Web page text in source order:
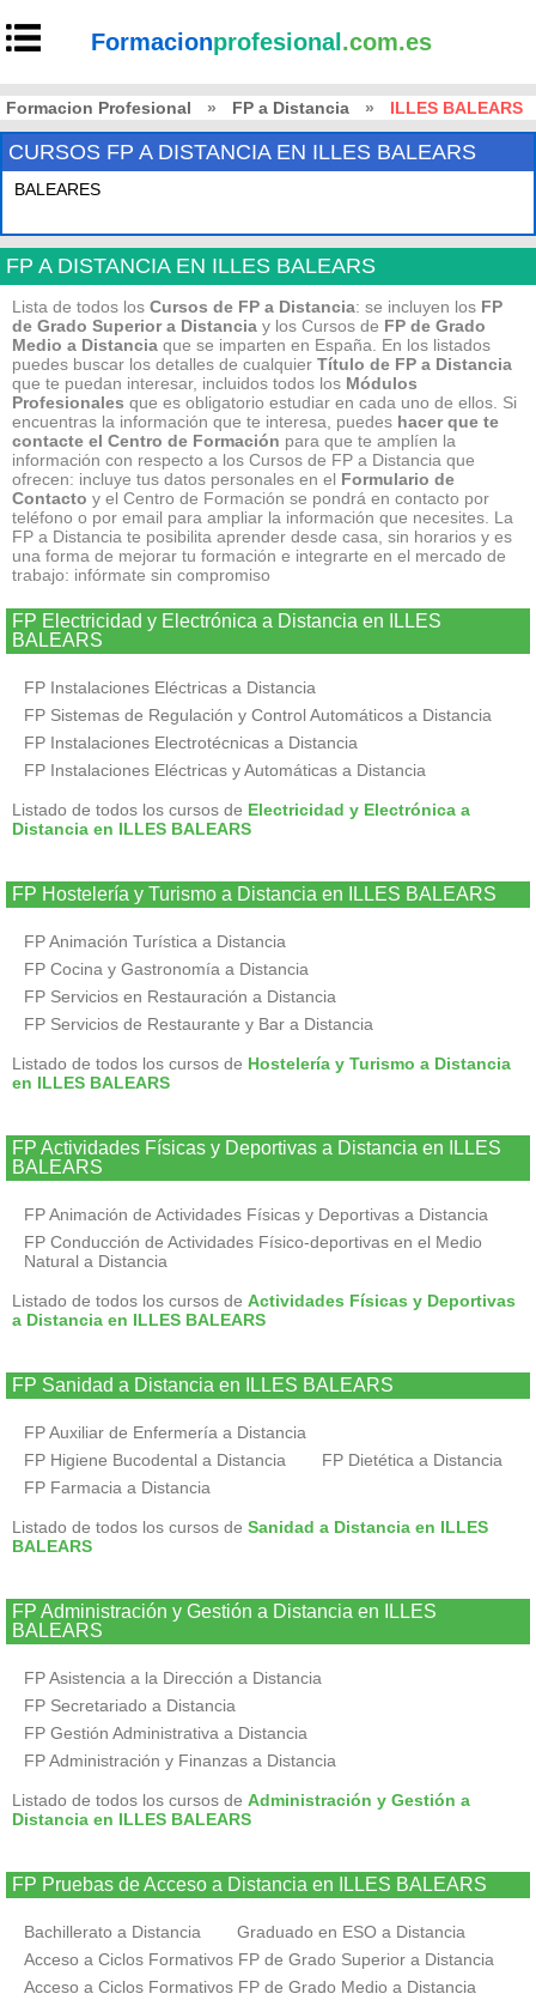
Formacionprofesional .com.es
Formacion Profesional » FP a Distancia » ILLES BALEARS
CURSOS FP A DISTANCIA EN ILLES BALEARS
BALEARES
FP A DISTANCIA EN ILLES BALEARS
Lista de todos los Cursos de FP a Distancia: se incluyen los FP
de Grado Superior a Distancia y los Cursos de FP de Grado
Medio a Distancia que se imparten en España. En los listados
puedes buscar los detalles de cualquier Título de FP a Distancia
que te puedan interesar, incluidos todos los Módulos
Profesionales que es obligatorio estudiar en cada uno de ellos. Si
encuentras la información que te interesa, puedes hacer que te
contacte el Centro de Formación para que te amplíen la
información con respecto a los Cursos de FP a Distancia que
ofrecen: incluye tus datos personales en el Formulario de
Contacto y el Centro de Formación se pondrá en contacto por
teléfono o por email para ampliar la información que necesites. La
FP a Distancia te posibilita aprender desde casa, sin horarios y es
una forma de mejorar tu formación e integrarte en el mercado de
trabajo: infórmate sin compromiso
FP Electricidad y Electrónica a Distancia en ILLES
BALEARS
FP Instalaciones Eléctricas a Distancia
FP Sistemas de Regulación y Control Automáticos a Distancia
FP Instalaciones Electrotécnicas a Distancia
FP Instalaciones Eléctricas y Automáticas a Distancia
Listado de todos los cursos de Electricidad y Electrónica a
Distancia en ILLES BALEARS
FP Hostelería y Turismo a Distancia en ILLES BALEARS
FP Animación Turística a Distancia
FP Cocina y Gastronomía a Distancia
FP Servicios en Restauración a Distancia
FP Servicios de Restaurante y Bar a Distancia
Listado de todos los cursos de Hostelería y Turismo a Distancia
en ILLES BALEARS
FP Actividades Físicas y Deportivas a Distancia en ILLES
BALEARS
FP Animación de Actividades Físicas y Deportivas a Distancia
FP Conducción de Actividades Físico-deportivas en el Medio
Natural a Distancia
Listado de todos los cursos de Actividades Físicas y Deportivas
a Distancia en ILLES BALEARS
FP Sanidad a Distancia en ILLES BALEARS
FP Auxiliar de Enfermería a Distancia
FP Higiene Bucodental a Distancia
FP Dietética a Distancia
FP Farmacia a Distancia
Listado de todos los cursos de Sanidad a Distancia en ILLES
BALEARS
FP Administración y Gestión a Distancia en ILLES
BALEARS
FP Asistencia a la Dirección a Distancia
FP Secretariado a Distancia
FP Gestión Administrativa a Distancia
FP Administración y Finanzas a Distancia
Listado de todos los cursos de Administración y Gestión a
Distancia en ILLES BALEARS
FP Pruebas de Acceso a Distancia en ILLES BALEARS
Bachillerato a Distancia
Graduado en ESO a Distancia
Acceso a Ciclos Formativos FP de Grado Superior a Distancia
Acceso a Ciclos Formativos FP de Grado Medio a Distancia